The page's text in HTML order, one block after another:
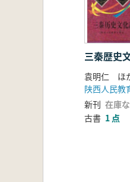
三秦歴史
袁明仁
陕西人民教
新刊 在庫
古書 1 点